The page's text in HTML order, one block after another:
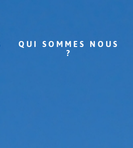
QUI SOMMES NOUS
?